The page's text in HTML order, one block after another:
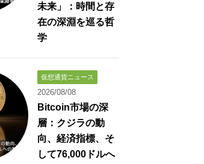
未来」：時間と存
在の深淵を巡る哲
学
仮想通貨ニュース
2026/08/08
Bitcoin市場の深
層：クジラの動
向、経済指標、そ
して76,000ドルへ